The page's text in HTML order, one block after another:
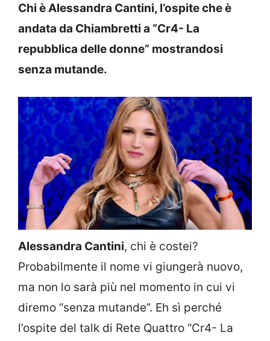
Chi è Alessandra Cantini, l’ospite che è
andata da Chiambretti a “Cr4- La
repubblica delle donne” mostrandosi
senza mutande.
Alessandra Cantini, chi è costei?
Probabilmente il nome vi giungerà nuovo,
ma non lo sarà più nel momento in cui vi
diremo “senza mutande”. Eh sì perché
l’ospite del talk di Rete Quattro “Cr4- La